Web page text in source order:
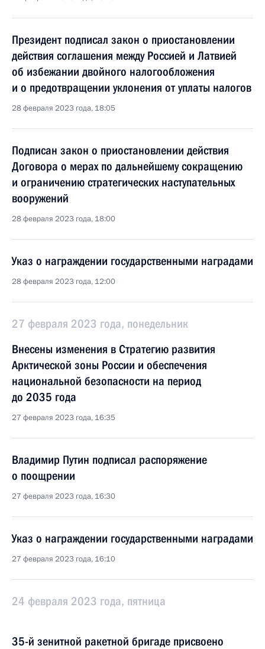
Президент подписал закон о приостановлении
действия соглашения между Россией и Латвией
об избежании двойного налогообложения
и о предотвращении уклонения от уплаты налогов
28 февраля 2023 года, 18:05
Подписан закон о приостановлении действия
Договора о мерах по дальнейшему сокращению
и ограничению стратегических наступательных
вооружений
28 февраля 2023 года, 18:00
Указ о награждении государственными наградами
28 февраля 2023 года, 12:00
27 февраля 2023 года, понедельник
Внесены изменения в Стратегию развития
Арктической зоны России и обеспечения
национальной безопасности на период
до 2035 года
27 февраля 2023 года, 16:35
Владимир Путин подписал распоряжение
о поощрении
27 февраля 2023 года, 16:30
Указ о награждении государственными наградами
27 февраля 2023 года, 16:10
24 февраля 2023 года, пятница
35-й зенитной ракетной бригаде присвоено